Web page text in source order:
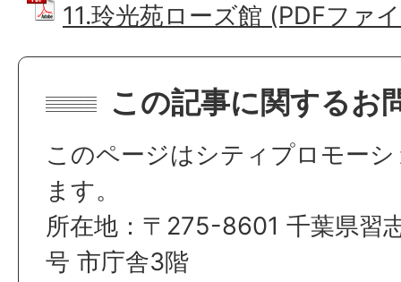
11.玲光苑ローズ館 (PDFファ
この記事に関するお
このページはシティプロモー
ます。
所在地：〒275-8601 千葉県習
号 市庁舎3階